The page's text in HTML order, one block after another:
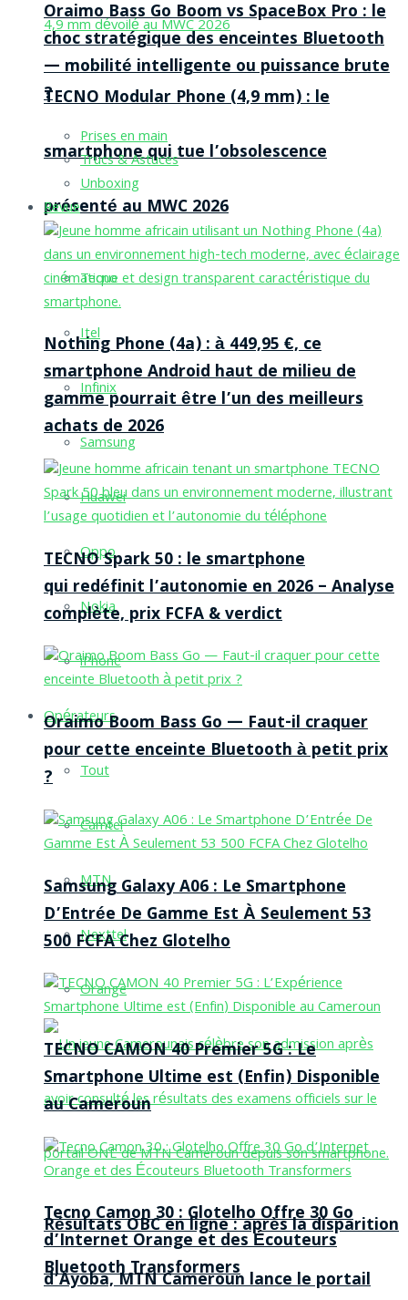
TECNO Modular Phone (4,9 mm) : le
smartphone qui tue l’obsolescence
présenté au MWC 2026
Tecno
Itel
Infinix
Samsung
Huawei
Oppo
Nokia
iPhone
Opérateurs
Tout
Camtel
MTN
Nexttel
Orange
Résultats OBC en ligne : après la disparition
d’Ayoba, MTN Cameroun lance le portail
Oraimo Bass Go Boom vs SpaceBox Pro : le
choc stratégique des enceintes Bluetooth
— mobilité intelligente ou puissance brute
?
Prises en main
Trucs & Astuces
Unboxing
Revue
Nothing Phone (4a) : à 449,95 €, ce
smartphone Android haut de milieu de
gamme pourrait être l’un des meilleurs
achats de 2026
TECNO Spark 50 : le smartphone
qui redéfinit l’autonomie en 2026 – Analyse
complète, prix FCFA & verdict
Oraimo Boom Bass Go — Faut-il craquer
pour cette enceinte Bluetooth à petit prix
?
Samsung Galaxy A06 : Le Smartphone
D’Entrée De Gamme Est À Seulement 53
500 FCFA Chez Glotelho
TECNO CAMON 40 Premier 5G : Le
Smartphone Ultime est (Enfin) Disponible
au Cameroun
Tecno Camon 30 : Glotelho Offre 30 Go
d’Internet Orange et des Écouteurs
Bluetooth Transformers